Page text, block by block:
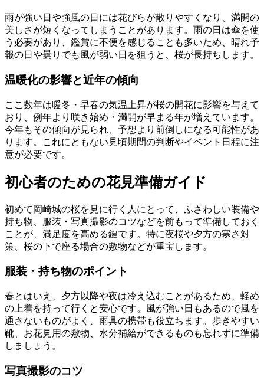
雨が強い日や強風の日には花びらが散りやすくなり、満開の
美しさが短くなってしまうことがあります。雨の日は傘を使
う必要があり、鑑賞に不便を感じることも多いため、晴れ予
報の日や曇りでも風が弱い日を狙うと、桜が長持ちします。
温暖化の影響と近年の傾向
ここ数年は暖冬・早春の気温上昇が桜の開花に影響を与えて
おり、例年より咲き始め・満開が早まる年が増えています。
今年もその傾向が見られ、予想より前倒しになる可能性があ
ります。これにともない見頃期間の判断やイベント日程に注
意が必要です。
初心者のための花見準備ガイド
初めて岡崎城の桜を見に行く人にとって、ふさわしい装備や
持ち物、服装・写真撮影のコツなどを前もって準備しておく
ことが、満足度を高める鍵です。特に夜桜や夕方の寒さ対
策、桜の下で座る場合の敷物などが重宝します。
服装・持ち物のポイント
春とはいえ、夕方以降や夜は冷え込むことがあるため、軽め
の上着を持って行くと安心です。風が強い日もあるので風を
通さないものがよく、雨具の携帯も役立ちます。歩きやすい
靴、お花見用の敷物、水分補給ができるものも忘れずに準備
しましょう。
写真撮影のコツ